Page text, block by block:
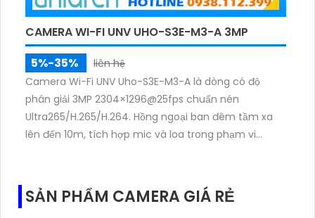
CAMERA WI-FI UNV UHO-S3E-M3-A 3MP
5%-35%
liên hệ
Camera Wi-Fi UNV Uho-S3E-M3-A là dòng có độ
phân giải 3MP 2304×1296@25fps chuẩn nén
Ultra265/H.265/H.264. Hồng ngoại ban đêm tầm xa
lên đến 10m, tích hợp mic và loa trong phạm vi
SẢN PHẨM CAMERA GIÁ RẺ